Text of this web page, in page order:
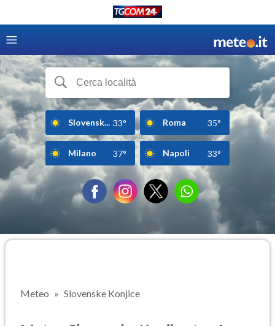
Slovensk... 33° Roma 35°
Milano 37° Napoli 33°
Meteo Slovenske Konjice